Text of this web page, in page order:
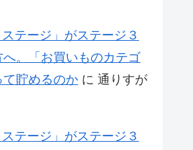
ステージ」がステージ３
。「お買いものカテゴ
て貯めるのか に 通りすが
ステージ」がステージ３